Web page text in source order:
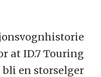
at ID.7 Touring
en storselger